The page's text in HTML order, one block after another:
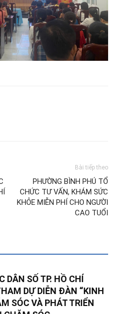
Bài tiếp theo
PHƯỜNG BÌNH PHÚ TỔ
CHỨC TƯ VẤN, KHÁM SỨC
KHỎE MIỄN PHÍ CHO NGƯỜI
CAO TUỔI
DÂN SỐ TP. HỒ CHÍ
DỰ DIỄN ĐÀN “KINH
SÓC VÀ PHÁT TRIỂN